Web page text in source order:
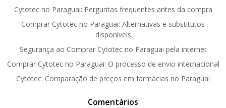
Cytotec no Paraguai: Perguntas frequentes antes da compra
Comprar Cytotec no Paraguai: Alternativas e substitutos
disponíveis
Segurança ao Comprar Cytotec no Paraguai pela internet
Comprar Cytotec no Paraguai: O processo de envio internacional
Cytotec: Comparação de preços em farmácias no Paraguai
Comentários